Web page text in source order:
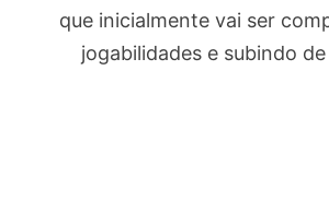
que inicialmente vai ser
jogabilidades e subindo